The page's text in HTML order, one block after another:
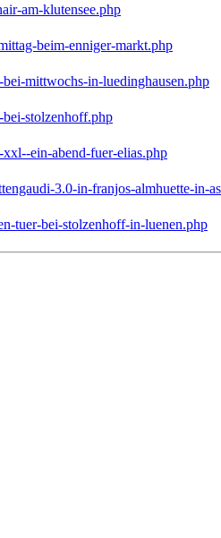
am-klutensee.php
beim-enniger-markt.php
bei-mittwochs-in-luedinghausen.php
bei-stolzenhoff.php
xxl--ein-abend-fuer-elias.php
3.0-in-franjos-almhuette-in-
tuer-bei-stolzenhoff-in-luenen.php